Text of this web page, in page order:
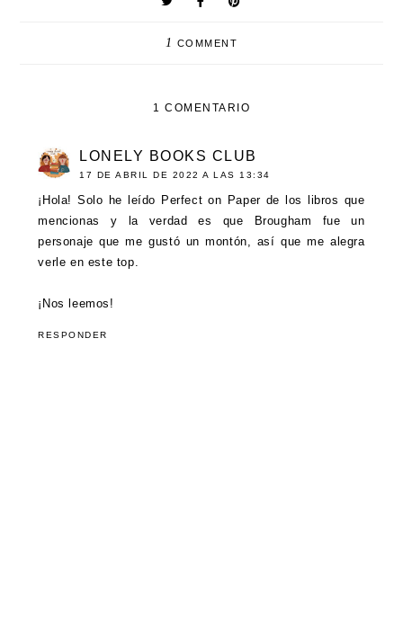
1 COMMENT
1 COMENTARIO
LONELY BOOKS CLUB
17 DE ABRIL DE 2022 A LAS 13:34
¡Hola! Solo he leído Perfect on Paper de los libros que
mencionas y la verdad es que Brougham fue un
personaje que me gustó un montón, así que me alegra
verle en este top.
¡Nos leemos!
RESPONDER